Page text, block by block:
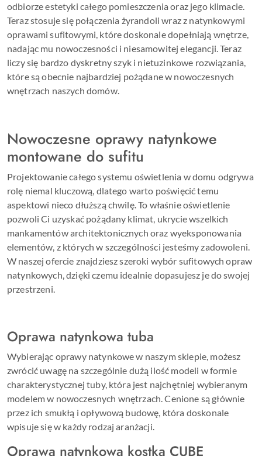
odbiorze estetyki całego pomieszczenia oraz jego klimacie.
Teraz stosuje się połączenia żyrandoli wraz z natynkowymi
oprawami sufitowymi, które doskonale dopełniają wnętrze,
nadając mu nowoczesności i niesamowitej elegancji. Teraz
liczy się bardzo dyskretny szyk i nietuzinkowe rozwiązania,
które są obecnie najbardziej pożądane w nowoczesnych
wnętrzach naszych domów.
Nowoczesne oprawy natynkowe
montowane do sufitu
Projektowanie całego systemu oświetlenia w domu odgrywa
rolę niemal kluczową, dlatego warto poświęcić temu
aspektowi nieco dłuższą chwilę. To właśnie oświetlenie
pozwoli Ci uzyskać pożądany klimat, ukrycie wszelkich
mankamentów architektonicznych oraz wyeksponowania
elementów, z których w szczególności jesteśmy zadowoleni.
W naszej ofercie znajdziesz szeroki wybór sufitowych opraw
natynkowych, dzięki czemu idealnie dopasujesz je do swojej
przestrzeni.
Oprawa natynkowa tuba
Wybierając oprawy natynkowe w naszym sklepie, możesz
zwrócić uwagę na szczególnie dużą ilość modeli w formie
charakterystycznej tuby, która jest najchętniej wybieranym
modelem w nowoczesnych wnętrzach. Cenione są głównie
przez ich smukłą i opływową budowę, która doskonale
wpisuje się w każdy rodzaj aranżacji.
Oprawa natynkowa kostka CUBE